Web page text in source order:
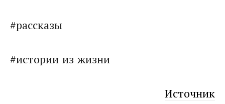
#рассказы
#истории из жизни
Источник